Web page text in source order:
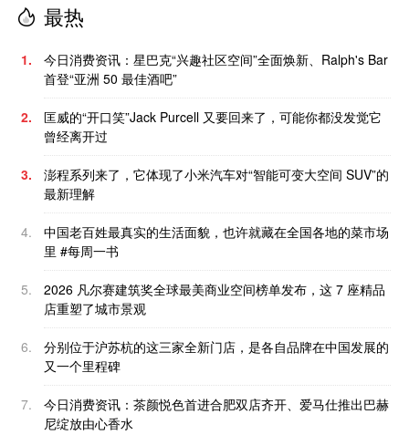
最热
1.
今日消费资讯：星巴克“兴趣社区空间”全面焕新、Ralph's Bar
首登“亚洲 50 最佳酒吧”
2.
匡威的“开口笑”Jack Purcell 又要回来了，可能你都没发觉它
曾经离开过
3.
澎程系列来了，它体现了小米汽车对“智能可变大空间 SUV”的
最新理解
4.
中国老百姓最真实的生活面貌，也许就藏在全国各地的菜市场
里 #每周一书
5.
2026 凡尔赛建筑奖全球最美商业空间榜单发布，这 7 座精品
店重塑了城市景观
6.
分别位于沪苏杭的这三家全新门店，是各自品牌在中国发展的
又一个里程碑
7.
今日消费资讯：茶颜悦色首进合肥双店齐开、爱马仕推出巴赫
尼绽放由心香水